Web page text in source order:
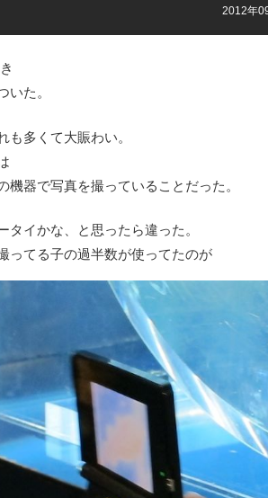
2012年
いた。
も多くて大賑わい。
機器で写真を撮っていることだった。
タイかな、と思ったら違った。
ってる子の過半数が使ってたのが